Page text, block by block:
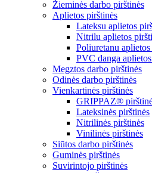
Žieminės darbo pirštinės
Aplietos pirštinės
Lateksu aplietos
Nitrilu aplietos
Poliuretanu
PVC danga
Megztos darbo pirštinės
Odinės darbo pirštinės
Vienkartinės pirštinės
GRIPPAZ®
Lateksinės pirštinės
Nitrilinės pirštinės
Vinilinės pirštinės
Siūtos darbo pirštinės
Guminės pirštinės
Suvirintojo pirštinės